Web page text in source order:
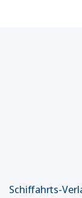
Schiffahrts-